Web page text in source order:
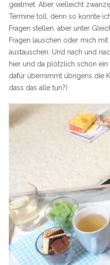
geatmet. Aber vielleicht
Termine toll, denn so konnte
Fragen stellen, aber unter
Fragen lauschen oder mich mit
austauschen. Und nach und
hier und da plötzlich schon ein
dafür übernimmt übrigens die
dass das alle tun?)